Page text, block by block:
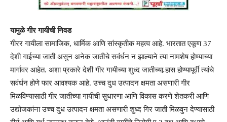
यामुळे गीर गायीची निवड
गीरर गायीला सामाजिक, धार्मिक आणि सांस्कृतीक महत्व आहे. भारतात एकूण 37
देशी गाईच्या जाती असुन अनेक जातीचे सवंर्धन न झाल्याने त्या नामशेष होण्याच्या
मार्गावर आहेत. अशा प्रकारे देशी गीर गायीच्या शुध्द जातीच्या र्‍हास होण्यापूर्वी त्यांचे
सवंर्धन होणे फार आवश्यक आहे. उच्च दुध उत्पादन क्षमता असणारी गीर
मिळविण्यासाठी गीर जातीच्या गायीची सुधारणा आणि विकास करणे शेतकरी आणि
उद्योजकांना उच्च दुध उत्पादन क्षमता असणारी शुध्द गिर जाती मिळवुन देण्यासाठी